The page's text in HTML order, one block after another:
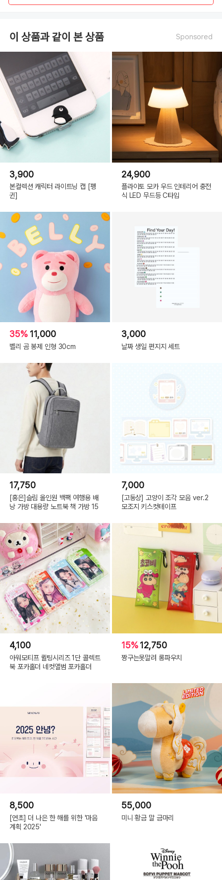
Beige
(C) 10X10.INC 2023(or COPYRIGHT(C) 2023 ALL RIGHTS RESERVED BY
10X10 INC)
이 상품과 같이 본 상품 Sponsored
3,900
본컬렉션 캐릭터 라이트닝 캡 [펭
귄]
24,900
플라이토 모카 우드 인테리어 충전
식 LED 무드등 C타입
35% 11,000
벨리 곰 봉제 인형 30cm
3,000
날짜 생일 편지지 세트
17,750
[홍은]슬림 올인원 백팩 여행용 배
낭 가방 대용량 노트북 책 가방 15
7,000
[고동상] 고양이 조각 모음 ver.2
모조지 키스컷테이프
4,100
아워모티프 퀼팅시리즈 1단 콜렉트
북 포카홀더 네컷앨범 포카홀더
15%12,750
짱구는못말려 롱파우치
8,500
[연초] 더 나은 한 해를 위한 '마음
계획 2025'
55,000
미니 황금 말 금마리